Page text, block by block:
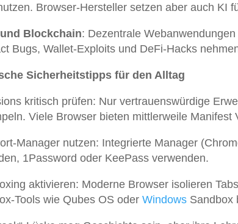
Browser-Hersteller setzen aber auch KI
Blockchain: Dezentrale
Bugs, Wallet-Exploits und DeFi-Hacks
Sicherheitstipps für den Alltag
kritisch prüfen: Nur vertrauenswürdige
Viele Browser bieten mittlerweile Manifest
Manager nutzen: Integrierte Manager
1Password oder KeePass verwenden.
aktivieren: Moderne Browser isolieren
Tools wie Qubes OS oder Windows Sandbox